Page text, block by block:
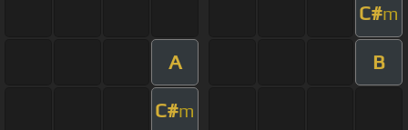
C#m
A B
C#m